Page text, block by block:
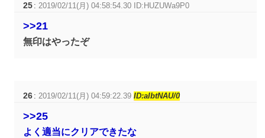
25 :2019/02/11(月) 04:58:54.30 ID:HUZUWa9P0
>>21
無印はやったぞ
26 :2019/02/11(月) 04:59:22.39ID:aIbtNAU/0
>>25
よく適当にクリアできたな